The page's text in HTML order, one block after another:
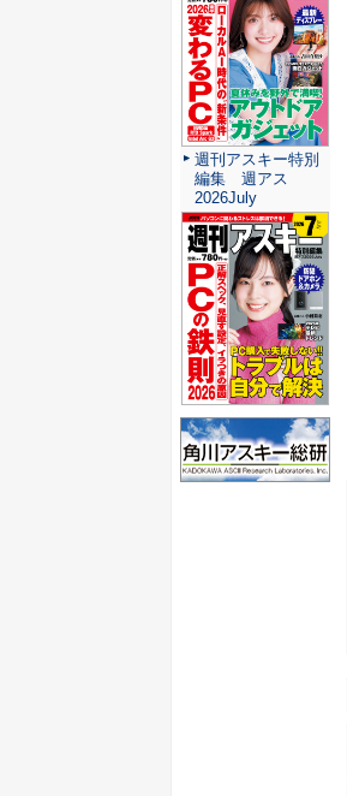
週刊アスキー特別
編集 週アス
2026July